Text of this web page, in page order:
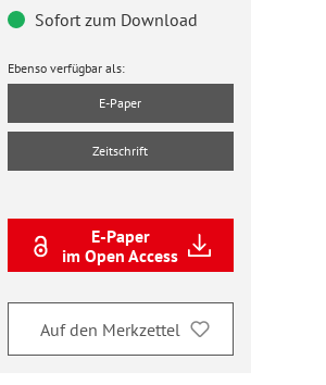
Sofort zum Download
Ebenso verfügbar als:
E-Paper
Zeitschrift
E-Paper
im Open Access
Auf den Merkzettel